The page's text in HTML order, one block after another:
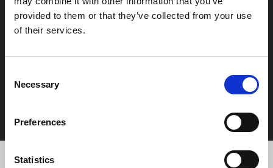
provided to them or that they’ve collected from your use
of their services.
Selection
Necessary
Preferences
Statistics
UITGELEGD.
doorpakken.
GoCarFactory - Nick Hendriks, mede-eigenaar
Alle cases